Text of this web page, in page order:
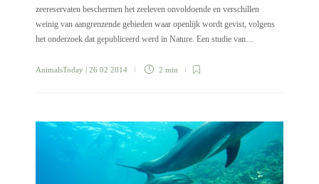
zeereservaten beschermen het zeeleven onvoldoende en verschillen
weinig van aangrenzende gebieden waar openlijk wordt gevist, volgens
het onderzoek dat gepubliceerd werd in Nature. Een studie van…
AnimalsToday | 26 02 2014 2 min